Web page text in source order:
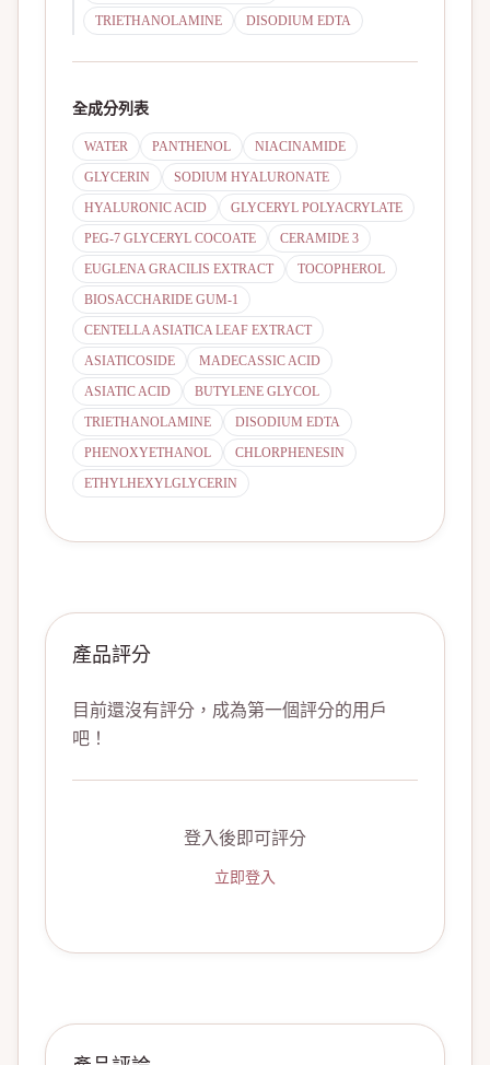
TRIETHANOLAMINE
DISODIUM EDTA
全成分列表
WATER PANTHENOL
NIACINAMIDE
GLYCERIN
SODIUM HYALURONATE
HYALURONIC ACID
GLYCERYL POLYACRYLATE
PEG-7 GLYCERYL COCOATE
CERAMIDE 3
EUGLENA GRACILIS EXTRACT
TOCOPHEROL
BIOSACCHARIDE GUM-1
CENTELLA ASIATICA LEAF EXTRACT
ASIATICOSIDE
MADECASSIC ACID
ASIATIC ACID
BUTYLENE GLYCOL
TRIETHANOLAMINE
DISODIUM EDTA
PHENOXYETHANOL
CHLORPHENESIN
ETHYLHEXYLGLYCERIN
產品評分
目前還沒有評分，成為第一個評分的用戶
吧！
登入後即可評分
立即登入